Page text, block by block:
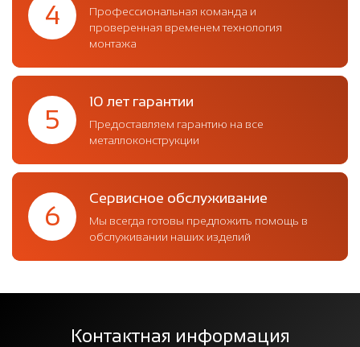
4
Профессиональная команда и
проверенная временем технология
монтажа
5
10 лет гарантии
Предоставляем гарантию на все
металлоконструкции
6
Сервисное обслуживание
Мы всегда готовы предложить помощь в
обслуживании наших изделий
Контактная информация